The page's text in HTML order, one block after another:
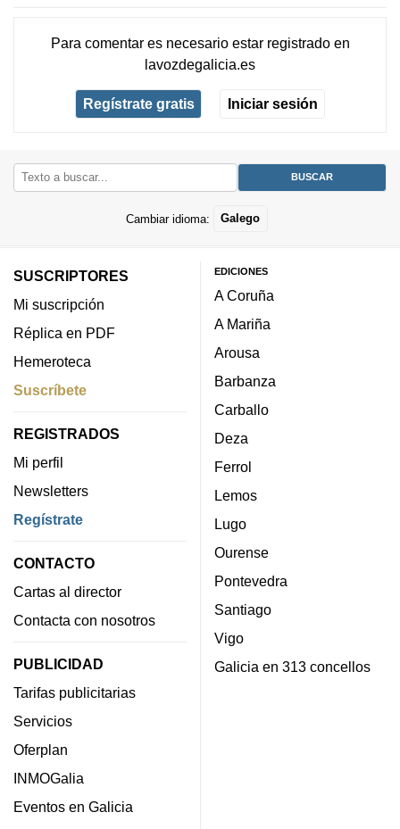
Para comentar es necesario estar registradoen
lavozdegalicia.es
Regístrate gratis Iniciar sesión
Cambiar idioma: Galego
SUSCRIPTORES
Mi suscripción
Réplica en PDF
Hemeroteca
Suscríbete
REGISTRADOS
Mi perfil
Newsletters
Regístrate
CONTACTO
Cartas al director
Contacta con nosotros
PUBLICIDAD
Tarifas publicitarias
Servicios
Oferplan
INMOGalia
Eventos en Galicia
EDICIONES
A Coruña
A Mariña
Arousa
Barbanza
Carballo
Deza
Ferrol
Lemos
Lugo
Ourense
Pontevedra
Santiago
Vigo
Galicia en 313 concellos